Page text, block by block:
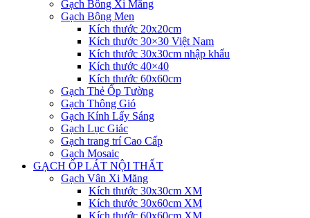
Gạch Bông Xi Măng
Gạch Bông Men
Kích thước 20x20cm
Kích thước 30×30 Việt Nam
Kích thước 30x30cm nhập khẩu
Kích thước 40×40
Kích thước 60x60cm
Gạch Thẻ Ốp Tường
Gạch Thông Gió
Gạch Kính Lấy Sáng
Gạch Lục Giác
Gạch trang trí Cao Cấp
Gạch Mosaic
GẠCH ỐP LÁT NỘI THẤT
Gạch Vân Xi Măng
Kích thước 30x30cm XM
Kích thước 30x60cm XM